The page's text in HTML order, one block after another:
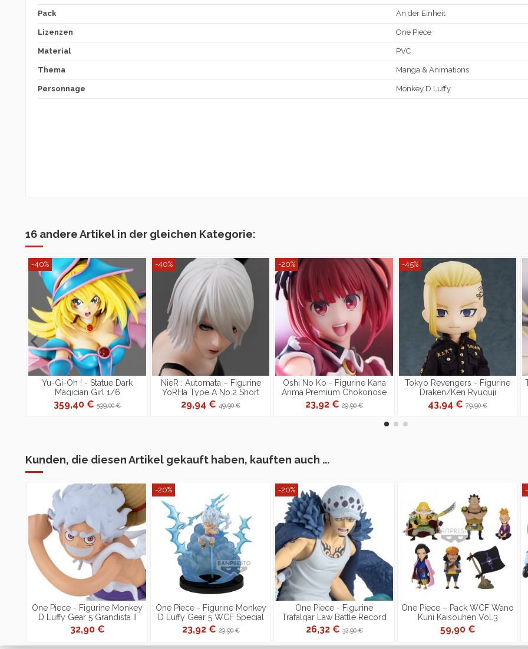
Pack An der Einheit
Lizenzen One Piece
Material PVC
Thema Manga & Animations
Personnage Monkey D Luffy
16 andere Artikel in der gleichen Kategorie:
-40%
Yu-Gi-Oh ! - Statue Dark
Magician Girl 1/6
359,40 €599,00 €
-40%
NieR : Automata – Figurine
YoRHa Type A No.2 Short
Hair Ver. Form-ISM
29,94 €49,90 €
-20%
Oshi No Ko - Figurine Kana
Arima Premium Chokonose
Figure
23,92 €29,90 €
-45%
Tokyo Revengers - Figurine
Draken/Ken Ryuguji
Nendoroid Doll
43,94 €79,90 €
Kunden, die diesen Artikel gekauft haben, kauften auch ...
One Piece - Figurine Monkey
D Luffy Gear 5 Grandista II
32,90 €
-20%
One Piece - Figurine Monkey
D Luffy Gear 5 WCF Special
23,92 €29,90 €
-20%
One Piece - Figurine
Trafalgar Law Battle Record
Collection II
26,32 €32,90 €
One Piece – Pack WCF Wano
Kuni Kaisouhen Vol.3
59,90 €